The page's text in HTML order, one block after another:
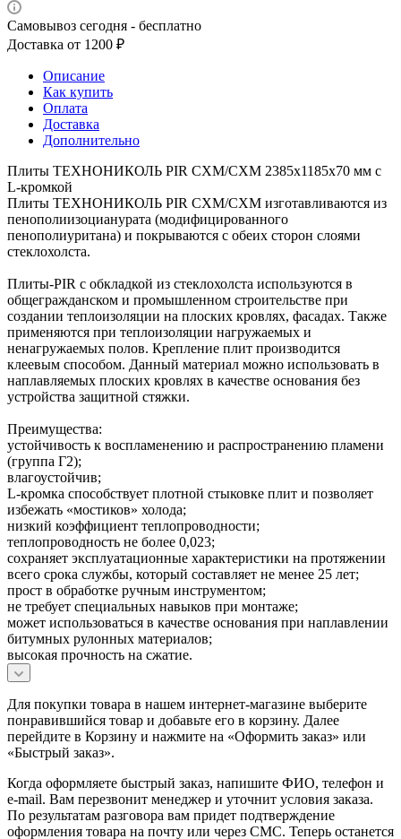
Самовывоз сегодня - бесплатно
Доставка от 1200 ₽
Описание
Как купить
Оплата
Доставка
Дополнительно
Плиты ТЕХНОНИКОЛЬ PIR СХМ/СХМ 2385х1185х70 мм с
L-кромкой
Плиты ТЕХНОНИКОЛЬ PIR СХМ/СХМ изготавливаются из
пенополиизоцианурата (модифицированного
пенополиуритана) и покрываются с обеих сторон слоями
стеклохолста.
Плиты-PIR с обкладкой из стеклохолста используются в
общегражданском и промышленном строительстве при
создании теплоизоляции на плоских кровлях, фасадах. Также
применяются при теплоизоляции нагружаемых и
ненагружаемых полов. Крепление плит производится
клеевым способом. Данный материал можно использовать в
наплавляемых плоских кровлях в качестве основания без
устройства защитной стяжки.
Преимущества:
устойчивость к воспламенению и распространению пламени
(группа Г2);
влагоустойчив;
L-кромка способствует плотной стыковке плит и позволяет
избежать «мостиков» холода;
низкий коэффициент теплопроводности;
теплопроводность не более 0,023;
сохраняет эксплуатационные характеристики на протяжении
всего срока службы, который составляет не менее 25 лет;
прост в обработке ручным инструментом;
не требует специальных навыков при монтаже;
может использоваться в качестве основания при наплавлении
битумных рулонных материалов;
высокая прочность на сжатие.
Для покупки товара в нашем интернет-магазине выберите
понравившийся товар и добавьте его в корзину. Далее
перейдите в Корзину и нажмите на «Оформить заказ» или
«Быстрый заказ».
Когда оформляете быстрый заказ, напишите ФИО, телефон и
e-mail. Вам перезвонит менеджер и уточнит условия заказа.
По результатам разговора вам придет подтверждение
оформления товара на почту или через СМС. Теперь останется